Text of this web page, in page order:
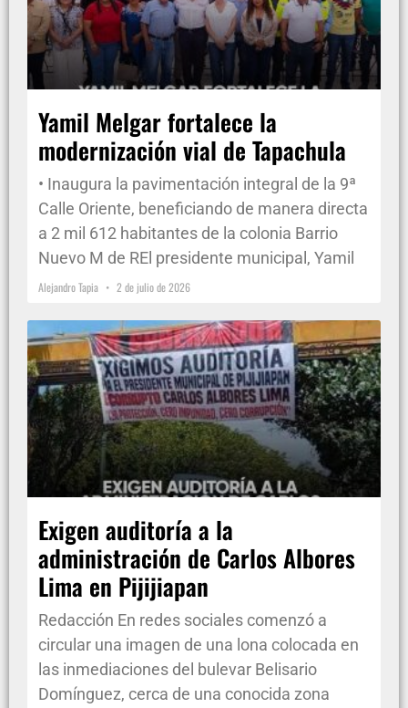
Yamil Melgar fortalece la
modernización vial de Tapachula
• Inaugura la pavimentación integral de la 9ª
Calle Oriente, beneficiando de manera directa
a 2 mil 612 habitantes de la colonia Barrio
Nuevo M de REl presidente municipal, Yamil
Alejandro Tapia 2 de julio de 2026
Exigen auditoría a la
administración de Carlos Albores
Lima en Pijijiapan
Redacción En redes sociales comenzó a
circular una imagen de una lona colocada en
las inmediaciones del bulevar Belisario
Domínguez, cerca de una conocida zona